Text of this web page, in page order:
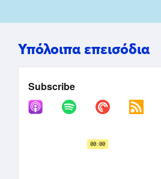
Υπόλοιπα επεισόδια